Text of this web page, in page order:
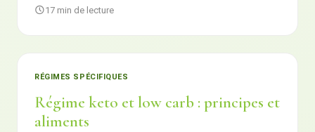
17 min de lecture
RÉGIMES SPÉCIFIQUES
Régime keto et low carb : principes et
aliments